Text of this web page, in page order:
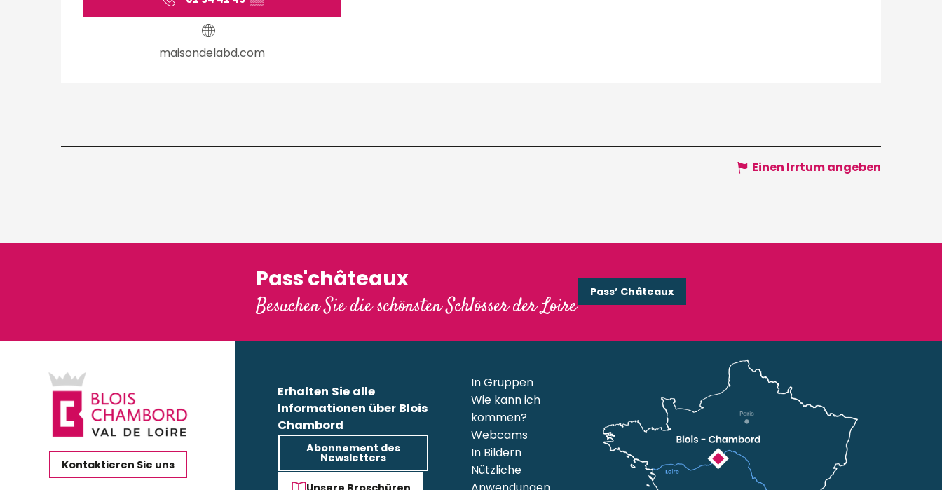
maisondelabd.com
Einen Irrtum angeben
Pass'châteaux
Besuchen Sie die schönsten Schlösser der Loire
Pass’ Châteaux
Kontaktieren Sie uns
Erhalten Sie alle
Informationen über Blois
Chambord
Abonnement des
Newsletters
In Gruppen
Wie kann ich
kommen?
Webcams
In Bildern
Nützliche